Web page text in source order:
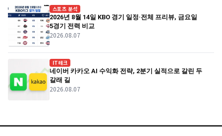
스포츠 분석
2026년 8월 14일 KBO 경기 일정·전체 프리뷰, 금요일
5경기 전력 비교
2026.08.07
IT테크
네이버 카카오 AI 수익화 전략, 2분기 실적으로 갈린 두
갈래 길
2026.08.07